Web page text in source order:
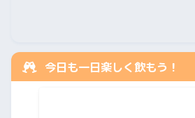
今日も一日楽しく飲もう！